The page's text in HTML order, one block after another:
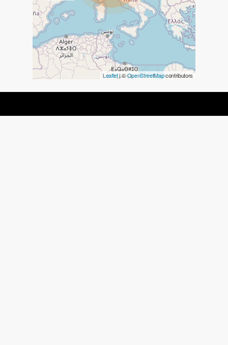
Leaflet| ©OpenStreetMapcontributors